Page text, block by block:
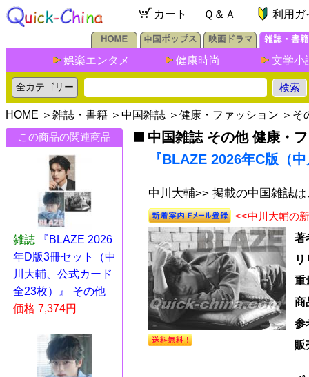
カート Ｑ＆Ａ 利用ガ
娯楽エンタメ 健康時尚 文学小
HOME ＞ 雑誌・書籍 ＞ 中国雑誌 ＞ 健康・ファッション ＞ そ
この商品の関連商品
雑誌
『BLAZE 2026
年D版3冊セット（中
川大輔、公式カード
全23枚）』 その他
価格 7,374円
中国雑誌 その他 健康・
『BLAZE 2026年C版（
中川大輔>> 掲載の中国雑誌
<<中川大輔の
著
重
商
参
販